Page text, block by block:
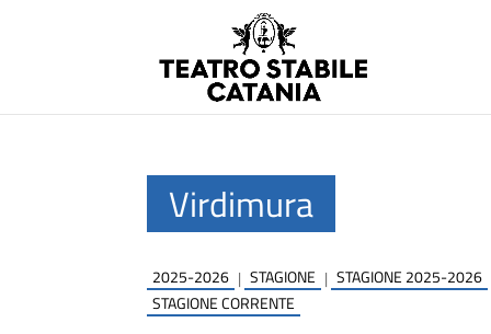
Virdimura
2025-2026 | STAGIONE | STAGIONE 2025-2026
STAGIONE CORRENTE